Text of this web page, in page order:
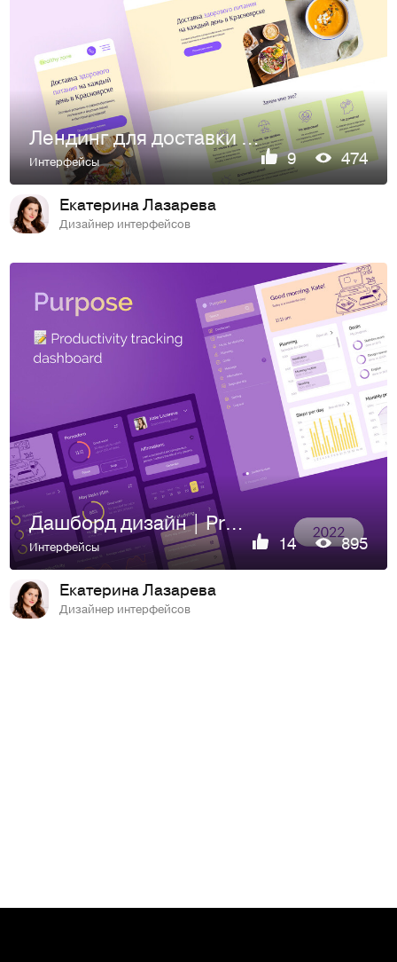
Лендинг для доставки еды | Landing page food delivery
Интерфейсы 9 474
Екатерина Лазарева
Дизайнер интерфейсов
Дашборд дизайн | Productivity tracking dashboard
Интерфейсы 14 895
Екатерина Лазарева
Дизайнер интерфейсов